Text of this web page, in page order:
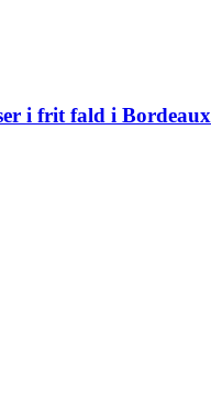
i frit fald i Bordeaux